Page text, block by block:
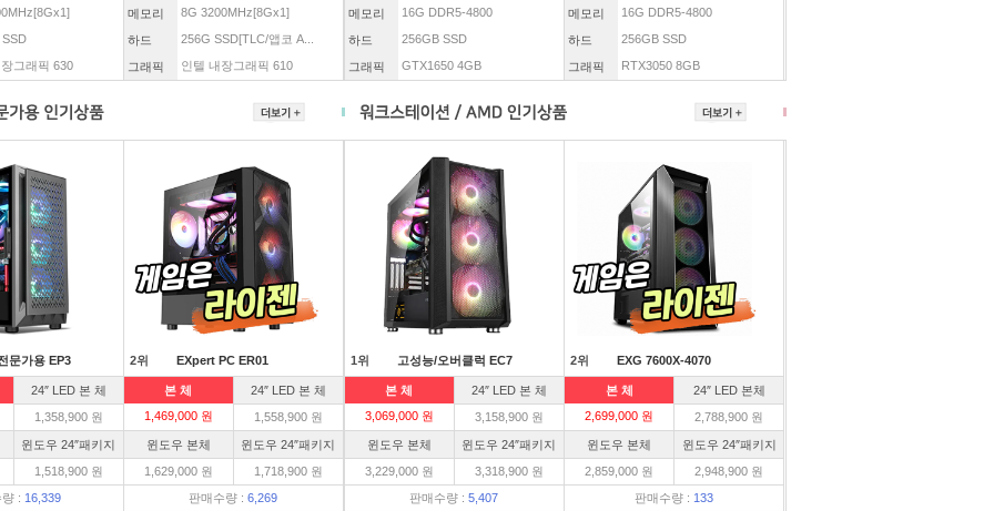
그래픽 630
메모리 8G 3200MHz[8Gx1]
하드 256G SSD[TLC/앱코 A...
그래픽 인텔 내장그래픽 610
메모리 16G DDR5-4800
하드 256GB SSD
그래픽 GTX1650 4GB
메모리 16G DDR5-4800
하드 256GB SSD
그래픽 RTX3050 8GB
문가용 EP3
24″ LED 본 체
1,358,900 원
윈도우 24″패키지
1,518,900 원
: 16,339
2위 EXpert PC ER01
본 체
24″ LED 본 체
1,469,000 원
1,558,900 원
윈도우 본체
윈도우 24″패키지
1,629,000 원
1,718,900 원
판매수량 :6,269
1위 고성능/오버클럭 EC7
본 체
24″ LED 본 체
3,069,000 원
3,158,900 원
윈도우 본체
윈도우 24″패키지
3,229,000 원
3,318,900 원
판매수량 :5,407
2위 EXG 7600X-4070
본 체
24″ LED 본체
2,699,000 원
2,788,900 원
윈도우 본체
윈도우 24″패키지
2,859,000 원
2,948,900 원
판매수량 : 133